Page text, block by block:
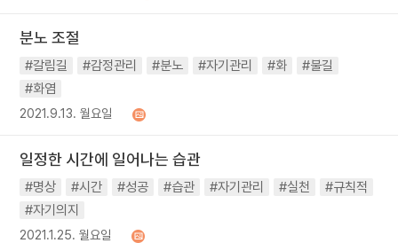
분노 조절
#갈림길 #감정관리 #분노 #자기관리 #화
#불길
#화염
2021.9.13. 월요일
일정한 시간에 일어나는 습관
#명상 #시간 #성공 #습관 #자기관리 #실천
#규칙적
#자기의지
2021.1.25. 월요일